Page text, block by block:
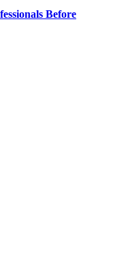
Before